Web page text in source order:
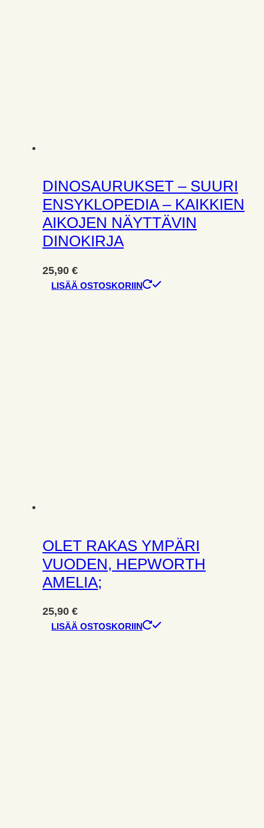
DINOSAURUKSET – SUURI
ENSYKLOPEDIA – KAIKKIEN
AIKOJEN NÄYTTÄVIN
DINOKIRJA
25,90 €
LISÄÄ OSTOSKORIIN
OLET RAKAS YMPÄRI
VUODEN, HEPWORTH
AMELIA;
25,90 €
LISÄÄ OSTOSKORIIN